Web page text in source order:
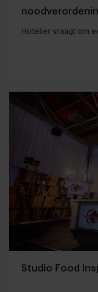
Hotelier vraagt om
Studio Food